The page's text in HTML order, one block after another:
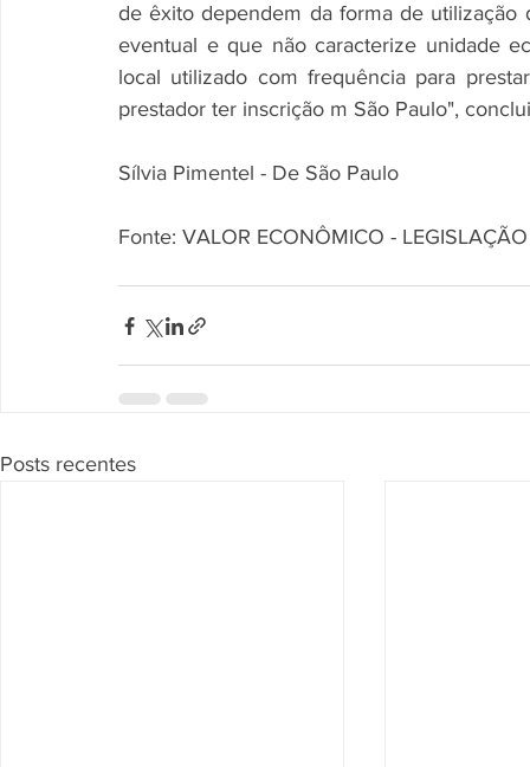
de êxito dependem da forma de utilização
eventual e que não caracterize unidade
local utilizado com frequência para
prestador ter inscrição m São Paulo",
Sílvia Pimentel - De São Paulo
Fonte: VALOR ECONÔMICO -
Posts recentes